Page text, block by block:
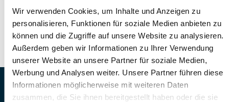
Wir verwenden Cookies, um Inhalte und Anzeigen zu
personalisieren, Funktionen für soziale Medien anbieten zu
können und die Zugriffe auf unsere Website zu analysieren.
Außerdem geben wir Informationen zu Ihrer Verwendung
unserer Website an unsere Partner für soziale Medien,
Werbung und Analysen weiter. Unsere Partner führen diese
Informationen möglicherweise mit weiteren Daten
zusammen, die Sie ihnen bereitgestellt haben oder die sie
FEEL FREE TO CONTACT US!
Phone: +41 41 260 33 67
E-mail:info(at)mssports.ch
MS Sports AG • Sonnenrain 3b • CH-6221